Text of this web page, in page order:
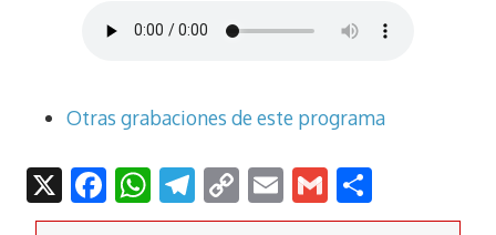
Otras grabaciones de este programa
X F
ac
W
h
T
el
C
o
E
m
G
m o